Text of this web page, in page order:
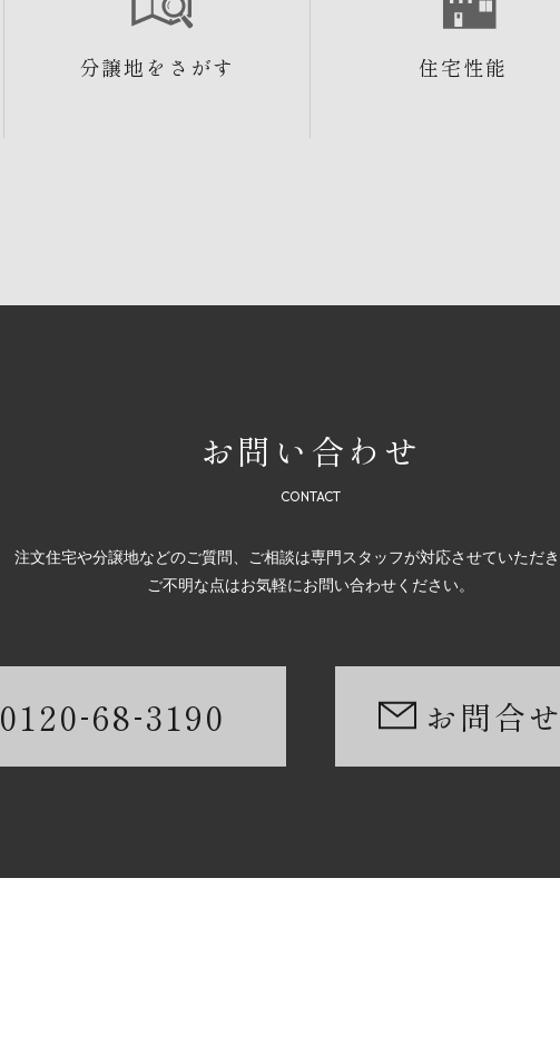
分譲地をさがす 住宅性能
お問い合わせ
注文住宅や分譲地などのご質問、ご相談は専門スタッフが対応させていただき
ご不明な点はお気軽にお問い合わせください。
0120-68-3190 お問合